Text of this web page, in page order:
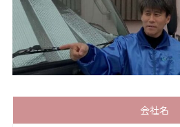
会社名